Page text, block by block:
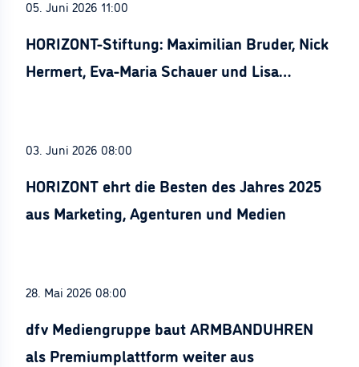
05. Juni 2026 11:00
HORIZONT-Stiftung: Maximilian Bruder, Nick
Hermert, Eva-Maria Schauer und Lisa
03. Juni 2026 08:00
HORIZONT ehrt die Besten des Jahres 2025
aus Marketing, Agenturen und Medien
28. Mai 2026 08:00
dfv Mediengruppe baut ARMBANDUHREN
als Premiumplattform weiter aus